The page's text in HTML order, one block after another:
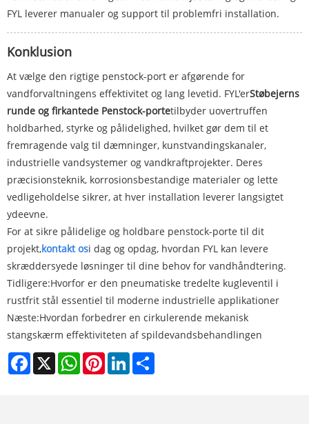
FYL leverer manualer og support til problemfri installation.
Konklusion
At vælge den rigtige penstock-port er afgørende for
vandforvaltningens effektivitet og lang levetid. FYL'erStøbejerns
runde og firkantede Penstock-portetilbyder uovertruffen
holdbarhed, styrke og pålidelighed, hvilket gør dem til et
fremragende valg til dæmninger, kunstvandingskanaler,
industrielle vandsystemer og vandkraftprojekter. Deres
præcisionsteknik, korrosionsbestandige materialer og lette
vedligeholdelse sikrer, at hver installation leverer langsigtet
ydeevne.
For at sikre pålidelige og holdbare penstock-porte til dit
projekt,kontakt osi dag og opdag, hvordan FYL kan levere
skræddersyede løsninger til dine behov for vandhåndtering.
Tidligere:Hvorfor er den pneumatiske tredelte kugleventil i
rustfrit stål essentiel til moderne industrielle applikationer
Næste:Hvordan forbedrer en cirkulerende mekanisk
stangskærm effektiviteten af ​​spildevandsbehandlingen
Facebook
X WhatsAppPinterestLinkedIn